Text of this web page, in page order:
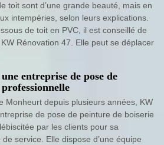
toit sont d’une grande beauté, mais en
intempéries, selon leurs explications.
de toit en PVC, il est conseillé de
Rénovation 47. Elle peut se déplacer
entreprise de pose de
Monheurt depuis plusieurs années, KW
de pose de peinture de boiserie
par les clients pour sa
service. Elle dispose d’une équipe